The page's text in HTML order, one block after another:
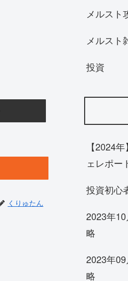
くりゅたん
メルスト
メルスト
投資
【2024
ェレポー
投資初心
2023年
略
2023年
略